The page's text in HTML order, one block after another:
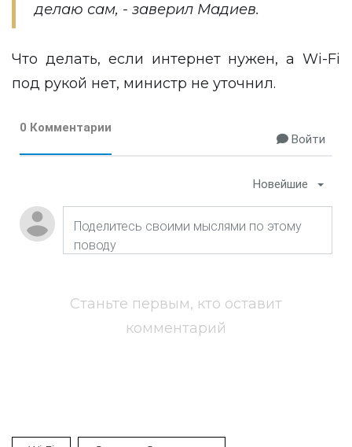
делаю сам, - заверил Мадиев.
Что делать, если интернет нужен, а Wi-Fi
под рукой нет, министр не уточнил.
0 Комментарии
Войти
Новейшие
Станьте первым, кто оставит
комментарий